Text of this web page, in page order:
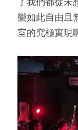
樂如此自由且
室的究極實現